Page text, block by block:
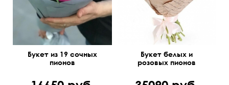
Букет из 19 сочных
пионов
Букет белых и
розовых пионов